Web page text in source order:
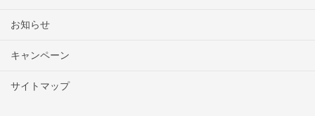
お知らせ
キャンペーン
サイトマップ